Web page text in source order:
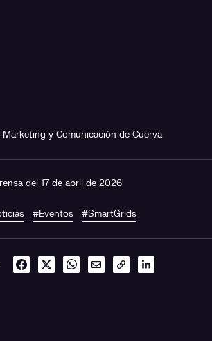
Marketing y Comunicación de Cuerva
del 17 de abril de 2026
#Eventos #SmartGrids